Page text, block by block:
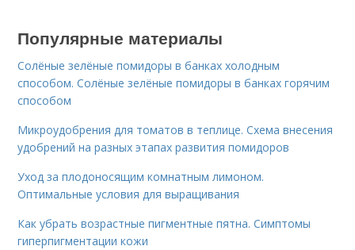
Популярные материалы
Солёные зелёные помидоры в банках холодным
способом. Солёные зелёные помидоры в банках горячим
способом
Микроудобрения для томатов в теплице. Схема внесения
удобрений на разных этапах развития помидоров
Уход за плодоносящим комнатным лимоном.
Оптимальные условия для выращивания
Как убрать возрастные пигментные пятна. Симптомы
гиперпигментации кожи